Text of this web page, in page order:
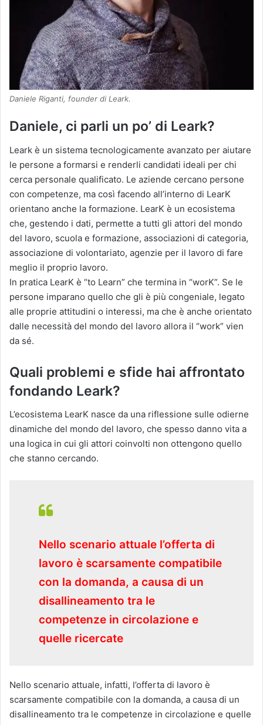
Daniele Riganti, founder di Leark.
Daniele, ci parli un po’ di Leark?
Leark è un sistema tecnologicamente avanzato per aiutare
le persone a formarsi e renderli candidati ideali per chi
cerca personale qualificato. Le aziende cercano persone
con competenze, ma così facendo all’interno di LearK
orientano anche la formazione. LearK è un ecosistema
che, gestendo i dati, permette a tutti gli attori del mondo
del lavoro, scuola e formazione, associazioni di categoria,
associazione di volontariato, agenzie per il lavoro di fare
meglio il proprio lavoro.
In pratica LearK è “to Learn” che termina in “worK”. Se le
persone imparano quello che gli è più congeniale, legato
alle proprie attitudini o interessi, ma che è anche orientato
dalle necessità del mondo del lavoro allora il “work” vien
da sé.
Quali problemi e sfide hai affrontato
fondando Leark?
L’ecosistema LearK nasce da una riflessione sulle odierne
dinamiche del mondo del lavoro, che spesso danno vita a
una logica in cui gli attori coinvolti non ottengono quello
che stanno cercando.
Nello scenario attuale l’offerta di
lavoro è scarsamente compatibile
con la domanda, a causa di un
disallineamento tra le
competenze in circolazione e
quelle ricercate
Nello scenario attuale, infatti, l’offerta di lavoro è
scarsamente compatibile con la domanda, a causa di un
disallineamento tra le competenze in circolazione e quelle